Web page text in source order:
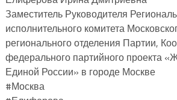
Заместитель Руководителя
исполнительного комитета
регионального отделения Партии,
федерального партийного проекта
Единой России» в городе Москве
#Москва